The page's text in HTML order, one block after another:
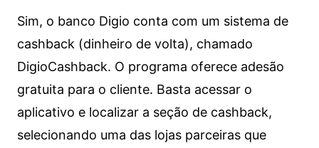
Sim, o banco Digio conta com um sistema de
cashback (dinheiro de volta), chamado
DigioCashback. O programa oferece adesão
gratuita para o cliente. Basta acessar o
aplicativo e localizar a seção de cashback,
selecionando uma das lojas parceiras que